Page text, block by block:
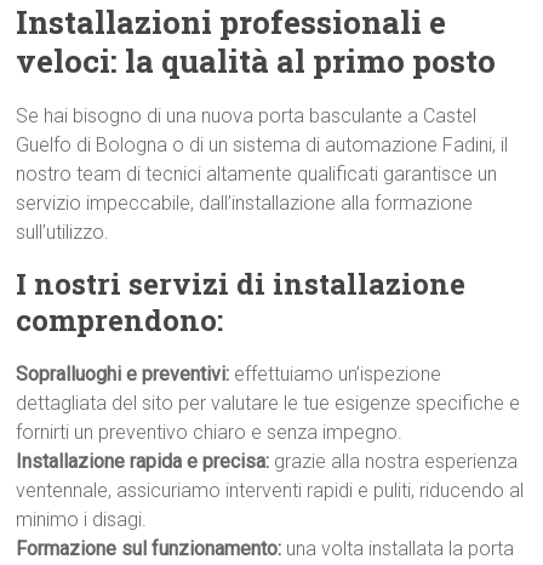
Installazioni professionali e
veloci: la qualità al primo posto
Se hai bisogno di una nuova porta basculante a Castel
Guelfo di Bologna o di un sistema di automazione Fadini, il
nostro team di tecnici altamente qualificati garantisce un
servizio impeccabile, dall’installazione alla formazione
sull’utilizzo.
I nostri servizi di installazione
comprendono:
Sopralluoghi e preventivi: effettuiamo un’ispezione
dettagliata del sito per valutare le tue esigenze specifiche e
fornirti un preventivo chiaro e senza impegno.
Installazione rapida e precisa: grazie alla nostra esperienza
ventennale, assicuriamo interventi rapidi e puliti, riducendo al
minimo i disagi.
Formazione sul funzionamento: una volta installata la porta